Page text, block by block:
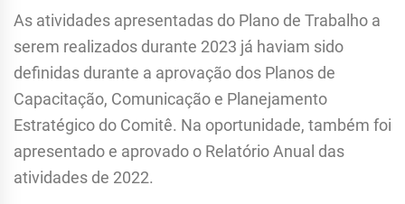
As atividades apresentadas do Plano de Trabalho a
serem realizados durante 2023 já haviam sido
definidas durante a aprovação dos Planos de
Capacitação, Comunicação e Planejamento
Estratégico do Comitê. Na oportunidade, também foi
apresentado e aprovado o Relatório Anual das
atividades de 2022.